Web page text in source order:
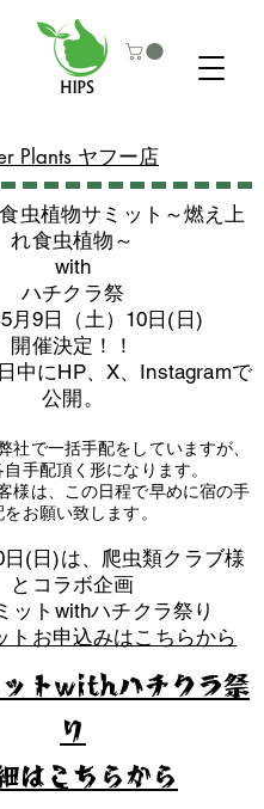
Plants ヤフー店
虫植物サミット～燃え上
れ食虫植物～
with
​ハチクラ祭
月9日（土）10日(日)
​開催決定！！
中にHP、X、Instagramで
公開。
社で一括手配をしていますが、
手配頂く形になります。
様は、この日程で早めに宿の手
をお願い致します。
(日)は、爬虫類クラブ様
とコラボ企画
ットwithハチクラ祭り
トお申込みはこちらから
ットwithハチクラ祭
り
はこちらから